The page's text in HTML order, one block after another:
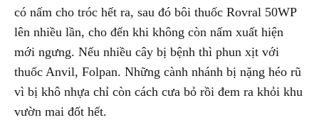
có nấm cho tróc hết ra, sau đó bôi thuốc Rovral 50WP
lên nhiều lần, cho đến khi không còn nấm xuất hiện
mới ngưng. Nếu nhiều cây bị bệnh thì phun xịt với
thuốc Anvil, Folpan. Những cành nhánh bị nặng héo rũ
vì bị khô nhựa chỉ còn cách cưa bỏ rồi đem ra khỏi khu
vườn mai đốt hết.